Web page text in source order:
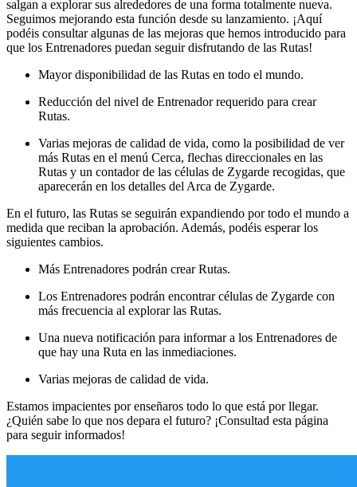
salgan a explorar sus alrededores de una forma totalmente nueva.
Seguimos mejorando esta función desde su lanzamiento. ¡Aquí
podéis consultar algunas de las mejoras que hemos introducido para
que los Entrenadores puedan seguir disfrutando de las Rutas!
Mayor disponibilidad de las Rutas en todo el mundo.
Reducción del nivel de Entrenador requerido para crear
Rutas.
Varias mejoras de calidad de vida, como la posibilidad de ver
más Rutas en el menú Cerca, flechas direccionales en las
Rutas y un contador de las células de Zygarde recogidas, que
aparecerán en los detalles del Arca de Zygarde.
En el futuro, las Rutas se seguirán expandiendo por todo el mundo a
medida que reciban la aprobación. Además, podéis esperar los
siguientes cambios.
Más Entrenadores podrán crear Rutas.
Los Entrenadores podrán encontrar células de Zygarde con
más frecuencia al explorar las Rutas.
Una nueva notificación para informar a los Entrenadores de
que hay una Ruta en las inmediaciones.
Varias mejoras de calidad de vida.
Estamos impacientes por enseñaros todo lo que está por llegar.
¿Quién sabe lo que nos depara el futuro? ¡Consultad esta página
para seguir informados!